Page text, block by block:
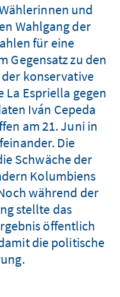
und
Wahlgang der
für eine
Gegensatz zu den
konservative
La Espriella gegen
Iván Cepeda
am 21. Juni in
Die
Schwäche der
Kolumbiens
während der
stellte das
öffentlich
die politische